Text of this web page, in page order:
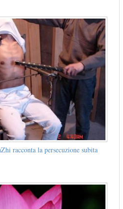
racconta la persecuzione subita